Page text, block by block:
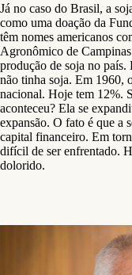
Já no caso do Brasil, a
como uma doação da
têm nomes americanos
Agronômico de
produção de soja no
não tinha soja. Em 1960,
nacional. Hoje tem 12%.
aconteceu? Ela se
expansão. O fato é que a
capital financeiro. Em
difícil de ser enfrentado.
dolorido.